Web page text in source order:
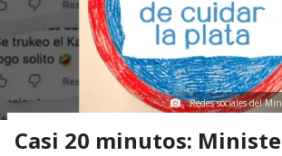
Redes sociales del
Casi 20 minutos: